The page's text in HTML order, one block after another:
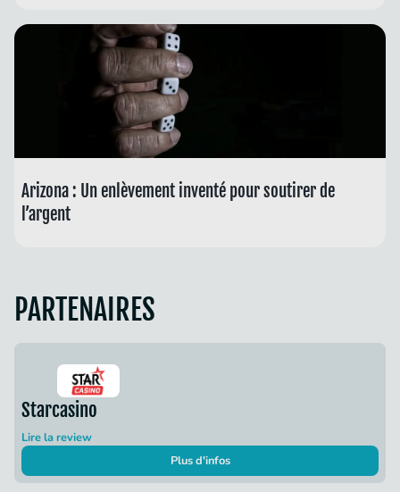
Arizona : Un enlèvement inventé pour soutirer de
l’argent
PARTENAIRES
Starcasino
Lire la review
Plus d'infos